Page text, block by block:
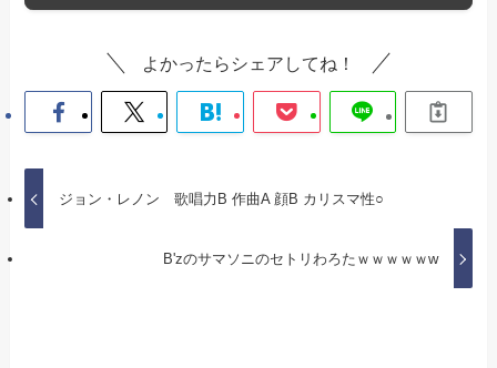
よかったらシェアしてね！
ジョン・レノン 歌唱力B 作曲A 顔B カリスマ性○
B'zのサマソニのセトリわろたｗｗｗｗｗw